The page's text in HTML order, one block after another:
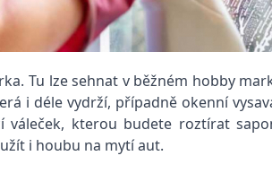
Tu lze sehnat v běžném hobby
i déle vydrží, případně okenní
váleček, kterou budete roztírat
i houbu na mytí aut.